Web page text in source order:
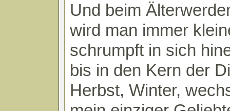
Und beim
wird man immer
schrumpft in sich
bis in den Kern der
Herbst, Winter,